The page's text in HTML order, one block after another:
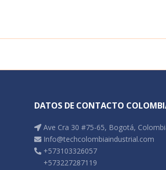
DATOS DE CONTACTO
Ave Cra 30 #75-65, Bogotá,
Info@techcolombiaindustrial.com
+573103326057
+573227287119